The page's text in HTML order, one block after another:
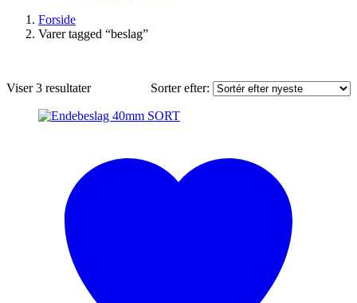
Forside
Varer tagged “beslag”
Viser 3 resultaterSorteret
seneste
Sorter efter: